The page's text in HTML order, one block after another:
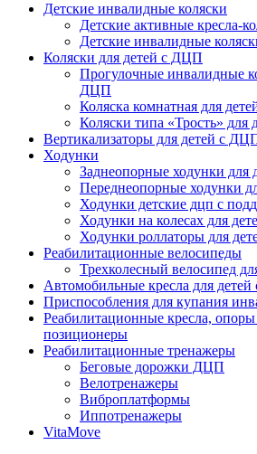
Детские инвалидные коляски
Детские активные кресла-
Детские инвалидные
Коляски для детей с ДЦП
Прогулочные инвалидные
ДЦП
Коляска комнатная для
Коляски типа «Трость» для
Вертикализаторы для детей с
Ходунки
Заднеопорные ходунки для
Переднеопорные ходунки
Ходунки детские дцп с
Ходунки на колесах для
Ходунки роллаторы для
Реабилитационные велосипеды
Трехколесный велосипед
Автомобильные кресла для
Приспособления для купания
Реабилитационные кресла, опоры
позиционеры
Реабилитационные тренажеры
Беговые дорожки ДЦП
Велотренажеры
Виброплатформы
Иппотренажеры
VitaMove